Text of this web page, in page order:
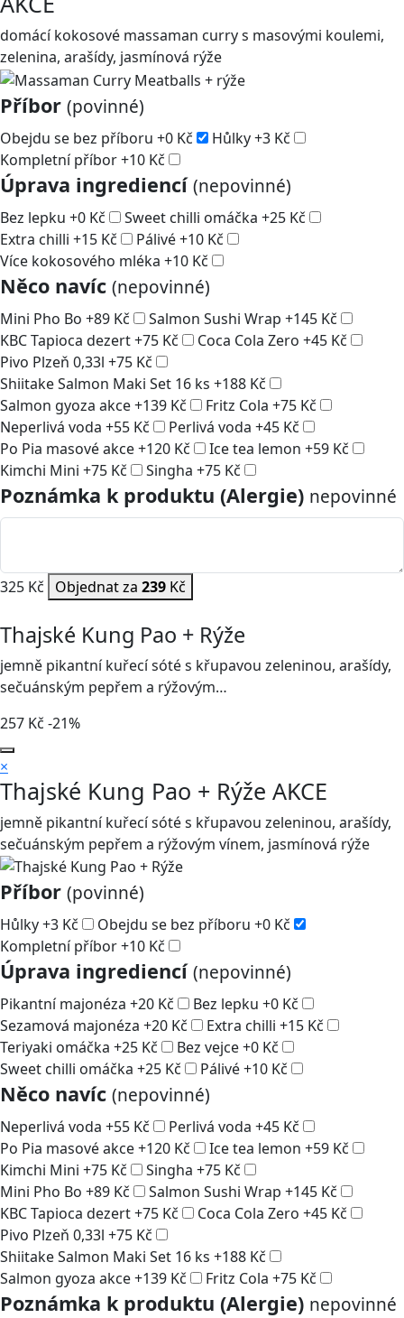
domácí kokosové massaman curry s masovými koulemi,
zelenina, arašídy, jasmínová rýže
Příbor (povinné)
Obejdu se bez příboru +0 Kč Hůlky+3 Kč
Kompletní příbor+10 Kč
Úprava ingrediencí (nepovinné)
Bez lepku +0 Kč Sweet chilli omáčka +25 Kč
Extra chilli +15 Kč Pálivé+10 Kč
Více kokosového mléka +10 Kč
Něco navíc (nepovinné)
Mini Pho Bo +89 Kč Salmon Sushi Wrap +145 Kč
KBC Tapioca dezert+75 Kč Coca Cola Zero +45 Kč
Pivo Plzeň 0,33l +75 Kč
Shiitake Salmon Maki Set 16 ks +188 Kč
Salmon gyoza akce+139 Kč Fritz Cola +75 Kč
Neperlivá voda +55 Kč Perlivá voda +45 Kč
Po Pia masové akce+120 Kč Ice tea lemon +59 Kč
Kimchi Mini +75 Kč Singha +75 Kč
Poznámka k produktu (Alergie) nepovinné
325 Kč Objednat za 239 Kč
Thajské Kung Pao + Rýže
jemně pikantní kuřecí sóté s křupavou zeleninou, arašídy,
sečuánským pepřem a rýžovým…
257 Kč -21%
×
Thajské Kung Pao + Rýže AKCE
jemně pikantní kuřecí sóté s křupavou zeleninou, arašídy,
sečuánským pepřem a rýžovým vínem, jasmínová rýže
Příbor (povinné)
Hůlky+3 Kč Obejdu se bez příboru +0 Kč
Kompletní příbor+10 Kč
Úprava ingrediencí (nepovinné)
Pikantní majonéza +20 Kč Bez lepku +0 Kč
Sezamová majonéza +20 Kč Extra chilli +15 Kč
Teriyaki omáčka +25 Kč Bez vejce+0 Kč
Sweet chilli omáčka +25 Kč Pálivé+10 Kč
Něco navíc (nepovinné)
Neperlivá voda +55 Kč Perlivá voda +45 Kč
Po Pia masové akce+120 Kč Ice tea lemon +59 Kč
Kimchi Mini +75 Kč Singha +75 Kč
Mini Pho Bo +89 Kč Salmon Sushi Wrap +145 Kč
KBC Tapioca dezert+75 Kč Coca Cola Zero +45 Kč
Pivo Plzeň 0,33l +75 Kč
Shiitake Salmon Maki Set 16 ks +188 Kč
Salmon gyoza akce+139 Kč Fritz Cola +75 Kč
Poznámka k produktu (Alergie) nepovinné